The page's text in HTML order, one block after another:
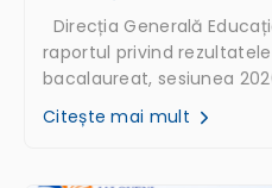
Direcția Generală
raportul privind
bacalaureat, sesiunea
Citește mai mult